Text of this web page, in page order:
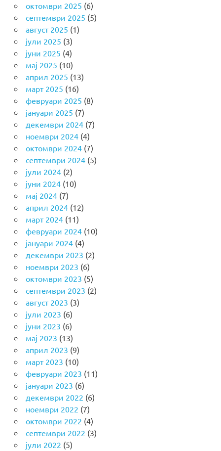
октомври 2025 (6)
септември 2025 (5)
август 2025 (1)
јули 2025 (3)
јуни 2025 (4)
мај 2025 (10)
април 2025 (13)
март 2025 (16)
февруари 2025 (8)
јануари 2025 (7)
декември 2024(7)
ноември 2024(4)
октомври 2024(7)
септември 2024(5)
јули 2024(2)
јуни 2024(10)
мај 2024(7)
април 2024(12)
март 2024(11)
февруари 2024(10)
јануари 2024(4)
декември 2023 (2)
ноември 2023 (6)
октомври 2023 (5)
септември 2023 (2)
август 2023 (3)
јули 2023 (6)
јуни 2023 (6)
мај 2023 (13)
април 2023 (9)
март 2023 (10)
февруари 2023 (11)
јануари 2023 (6)
декември 2022 (6)
ноември 2022 (7)
октомври 2022 (4)
септември 2022 (3)
јули 2022 (5)